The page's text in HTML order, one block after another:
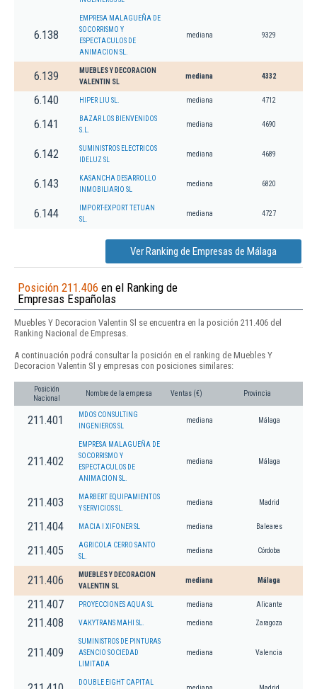
6.138
EMPRESA MALAGUEÑA DE
SOCORRISMO Y
ESPECTACULOS DE
ANIMACION SL.
mediana 9329
6.139
MUEBLES Y DECORACION
VALENTIN SL
mediana 4332
6.140 HIPER LIU SL. mediana 4712
6.141
BAZAR LOS BIENVENIDOS
S.L.
mediana 4690
6.142
SUMINISTROS ELECTRICOS
IDELUZ SL
mediana 4689
6.143
KASANCHA DESARROLLO
INMOBILIARIO SL
mediana 6820
6.144
IMPORT-EXPORT TETUAN
SL.
mediana 4727
Ver Ranking de Empresas de Málaga
Posición 211.406 en el Ranking de
Empresas Españolas
Muebles Y Decoracion Valentin Sl se encuentra en la posición 211.406 del
Ranking Nacional de Empresas.
A continuación podrá consultar la posición en el ranking de Muebles Y
Decoracion Valentin Sl y empresas con posiciones similares:
Posición
Nacional
Nombre de la empresa Ventas (€) Provincia
211.401
MDOS CONSULTING
INGENIEROS SL
mediana Málaga
211.402
EMPRESA MALAGUEÑA DE
SOCORRISMO Y
ESPECTACULOS DE
ANIMACION SL.
mediana Málaga
211.403
MARBERT EQUIPAMIENTOS
Y SERVICIOS SL.
mediana Madrid
211.404 MACIA I XIFONER SL mediana Baleares
211.405
AGRICOLA CERRO SANTO
SL.
mediana Córdoba
211.406
MUEBLES Y DECORACION
VALENTIN SL
mediana Málaga
211.407 PROYECCIONES AQUA SL mediana Alicante
211.408 VAKYTRANS MAHI SL. mediana Zaragoza
211.409
SUMINISTROS DE PINTURAS
ASENCIO SOCIEDAD
LIMITADA
mediana Valencia
DOUBLE EIGHT CAPITAL